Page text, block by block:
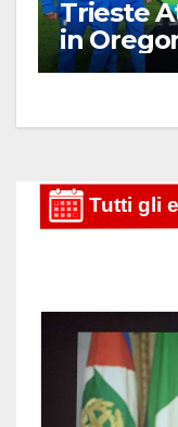
Trieste
in